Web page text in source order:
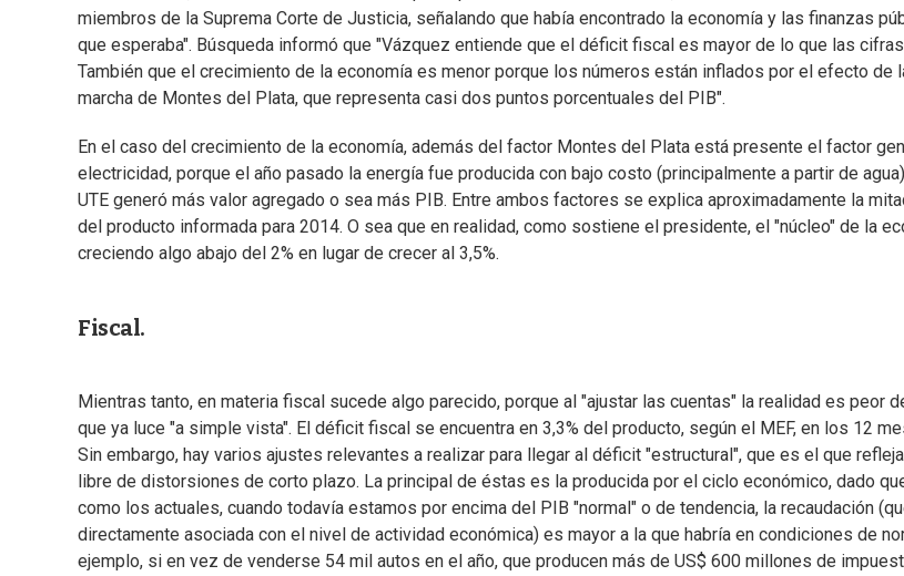
miembros de la Suprema Corte de Justicia, señalando que había encontrado la economía y las finanzas
que esperaba". Búsqueda informó que "Vázquez entiende que el déficit fiscal es mayor de lo que las
También que el crecimiento de la economía es menor porque los números están inflados por el efecto de
marcha de Montes del Plata, que representa casi dos puntos porcentuales del PIB".
En el caso del crecimiento de la economía, además del factor Montes del Plata está presente el factor
electricidad, porque el año pasado la energía fue producida con bajo costo (principalmente a partir de
UTE generó más valor agregado o sea más PIB. Entre ambos factores se explica aproximadamente la
del producto informada para 2014. O sea que en realidad, como sostiene el presidente, el "núcleo" de la
creciendo algo abajo del 2% en lugar de crecer al 3,5%.
Fiscal.
Mientras tanto, en materia fiscal sucede algo parecido, porque al "ajustar las cuentas" la realidad es peor
que ya luce "a simple vista". El déficit fiscal se encuentra en 3,3% del producto, según el MEF, en los 12
Sin embargo, hay varios ajustes relevantes a realizar para llegar al déficit "estructural", que es el que
libre de distorsiones de corto plazo. La principal de éstas es la producida por el ciclo económico, dado
como los actuales, cuando todavía estamos por encima del PIB "normal" o de tendencia, la recaudación
directamente asociada con el nivel de actividad económica) es mayor a la que habría en condiciones de
ejemplo, si en vez de venderse 54 mil autos en el año, que producen más de US$ 600 millones de